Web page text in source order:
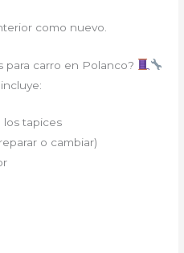
como nuevo.
para carro en Polanco?
los tapices
o cambiar)